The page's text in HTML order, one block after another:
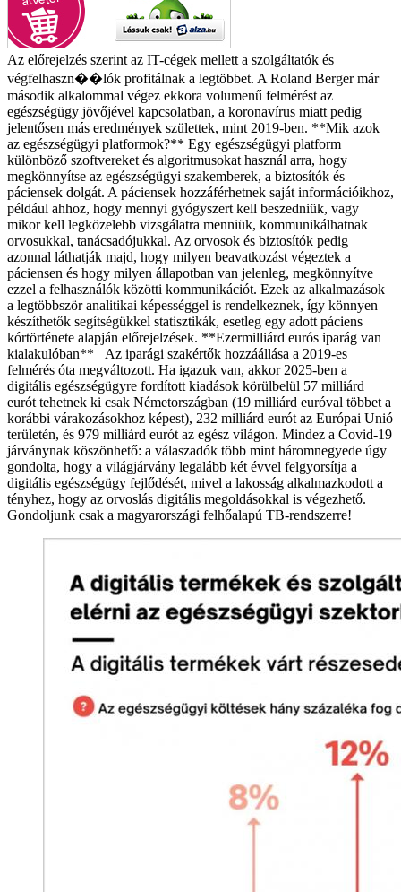
Az előrejelzés szerint az IT-cégek mellett a szolgáltatók és
végfelhaszn��lók profitálnak a legtöbbet. A Roland Berger már
második alkalommal végez ekkora volumenű felmérést az
egészségügy jövőjével kapcsolatban, a koronavírus miatt pedig
jelentősen más eredmények születtek, mint 2019-ben. **Mik azok
az egészségügyi platformok?** Egy egészségügyi platform
különböző szoftvereket és algoritmusokat használ arra, hogy
megkönnyítse az egészségügyi szakemberek, a biztosítók és
páciensek dolgát. A páciensek hozzáférhetnek saját információikhoz,
például ahhoz, hogy mennyi gyógyszert kell beszedniük, vagy
mikor kell legközelebb vizsgálatra menniük, kommunikálhatnak
orvosukkal, tanácsadójukkal. Az orvosok és biztosítók pedig
azonnal láthatják majd, hogy milyen beavatkozást végeztek a
páciensen és hogy milyen állapotban van jelenleg, megkönnyítve
ezzel a felhasználók közötti kommunikációt. Ezek az alkalmazások
a legtöbbször analitikai képességgel is rendelkeznek, így könnyen
készíthetők segítségükkel statisztikák, esetleg egy adott páciens
kórtörténete alapján előrejelzések. **Ezermilliárd eurós iparág van
kialakulóban** Az iparági szakértők hozzáállása a 2019-es
felmérés óta megváltozott. Ha igazuk van, akkor 2025-ben a
digitális egészségügyre fordított kiadások körülbelül 57 milliárd
eurót tehetnek ki csak Németországban (19 milliárd euróval többet a
korábbi várakozásokhoz képest), 232 milliárd eurót az Európai Unió
területén, és 979 milliárd eurót az egész világon. Mindez a Covid-19
járványnak köszönhető: a válaszadók több mint háromnegyede úgy
gondolta, hogy a világjárvány legalább két évvel felgyorsítja a
digitális egészségügy fejlődését, mivel a lakosság alkalmazkodott a
tényhez, hogy az orvoslás digitális megoldásokkal is végezhető.
Gondoljunk csak a magyarországi felhőalapú TB-rendszerre!